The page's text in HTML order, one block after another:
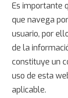
Es importante
que navega
usuario, por
de la
constituye un
uso de esta
aplicable.